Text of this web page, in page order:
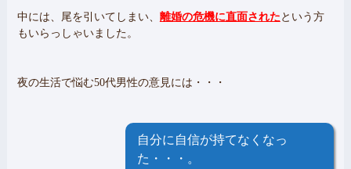
中には、尾を引いてしまい、 離婚の危機に直面された という方
もいらっしゃいました。
夜の生活で悩む50代男性の意見には・・・
自分に自信が持てなくなっ
た・・・。